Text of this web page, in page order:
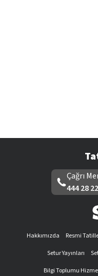
Çağrı
444 28 22
Hakkımızda Resmi
Setur Yayınları
Bilgi Toplumu